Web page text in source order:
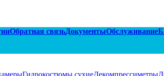
Обратная связьДокументыОбслуживание
Гидрокостюмы сухиеДекомпрессиметры